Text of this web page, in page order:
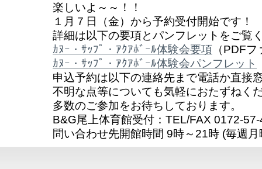
楽しいよ～～！！
１月７日（金）から予約受付開始です！
詳細は以下の要項とパンフレットをご覧
ｶﾇｰ・ｻｯﾌﾟ・ｱｸｱﾎﾞｰﾙ体験会要項 （PDF
ｶﾇｰ・ｻｯﾌﾟ・ｱｸｱﾎﾞｰﾙ体験会パンフレット
申込予約は以下の連絡先まで電話か直接
不明な点等についても気軽におたずねく
多数のご参加をお待ちしております。
B&G尾上体育館受付：TEL/FAX 0172-
問い合わせ先開館時間 9時～21時 (毎週